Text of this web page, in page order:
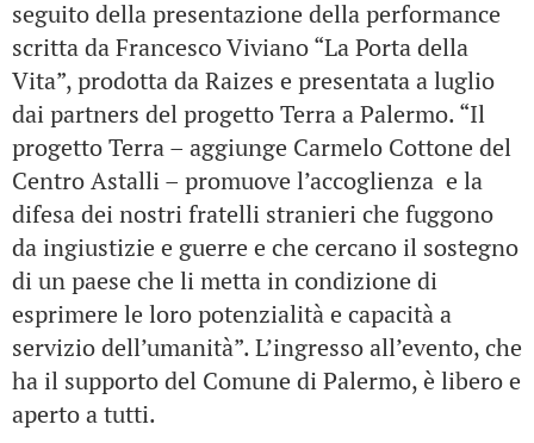
seguito della presentazione della performance
scritta da Francesco Viviano “La Porta della
Vita”, prodotta da Raizes e presentata a luglio
dai partners del progetto Terra a Palermo. “Il
progetto Terra – aggiunge Carmelo Cottone del
Centro Astalli – promuove l’accoglienza e la
difesa dei nostri fratelli stranieri che fuggono
da ingiustizie e guerre e che cercano il sostegno
di un paese che li metta in condizione di
esprimere le loro potenzialità e capacità a
servizio dell’umanità”. L’ingresso all’evento, che
ha il supporto del Comune di Palermo, è libero e
aperto a tutti.